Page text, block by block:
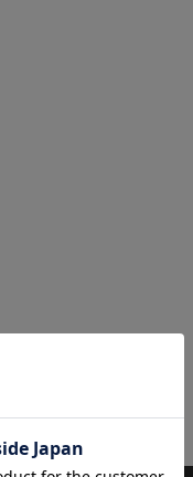
ト。
ヒップ:92cm 着